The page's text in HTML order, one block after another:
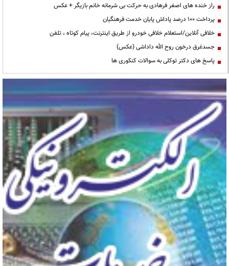
راز خنده های اصغر فرهادی به حرکت بی شرمانه خانم بازیگر + عکس
پرداخت ۱۰۰ درصد پاداش پایان خدمت فرهنگیان
خلافی آنلاین/استعلام خلافی خودرو از طریق اینترنت، پیام کوتاه ، تلفن
جسدغرق درخون روح الله داداشی (عکس)
پاسخ های دکتر توکلی به سوالات کنکوری ها